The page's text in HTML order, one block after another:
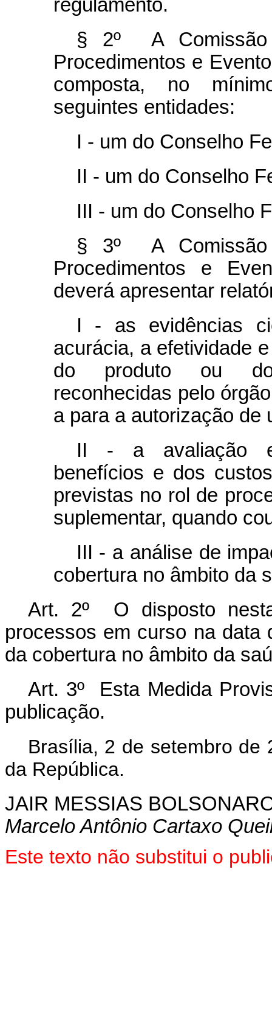
regulamento.
§ 2º A Comissão
Procedimentos e
composta, no
seguintes entidades:
I - um do Conselho
II - um do Conselho
III - um do Conselho
§ 3º A Comissão
Procedimentos e
deverá apresentar
I - as evidências
acurácia, a efetividade
do produto ou do
reconhecidas pelo
a para a autorização de
II - a avaliação
benefícios e dos
previstas no rol de
suplementar, quando
III - a análise de
cobertura no âmbito da
Art. 2º O disposto
processos em curso na data
da cobertura no âmbito da
Art. 3º Esta Medida
publicação.
Brasília, 2 de setembro de
da República.
JAIR MESSIAS
Marcelo Antônio Cartaxo
Este texto não substitui o